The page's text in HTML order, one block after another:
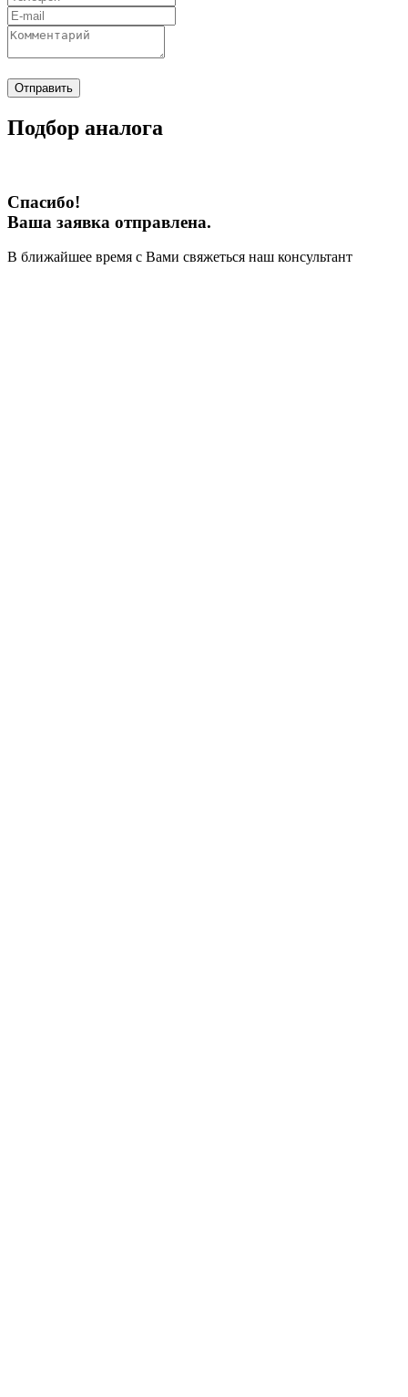
Отправить
Подбор аналога
Спасибо!
Ваша заявка отправлена.
В ближайшее время с Вами свяжеться наш консультант